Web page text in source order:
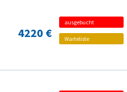
4220 €
ausgebucht
Warteliste